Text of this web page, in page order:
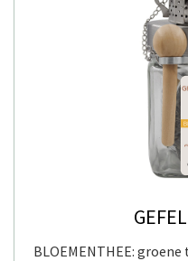
BLOEMENTHEE: